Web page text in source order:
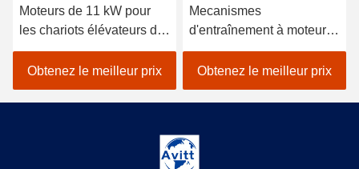
Moteurs de 11 kW pour
les chariots élévateurs de
construction Pièces de
rechange avec réducteur
de vers 1:20
Obtenez le meilleur prix
Mecanismes
d'entraînement à moteur
de 2*13 kW pour chariots
élévateurs de construction
Obtenez le meilleur prix